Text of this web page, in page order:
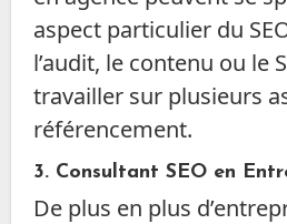
aspect particulier du
l’audit, le contenu ou le
travailler sur plusieurs
référencement.
3. Consultant SEO en
De plus en plus